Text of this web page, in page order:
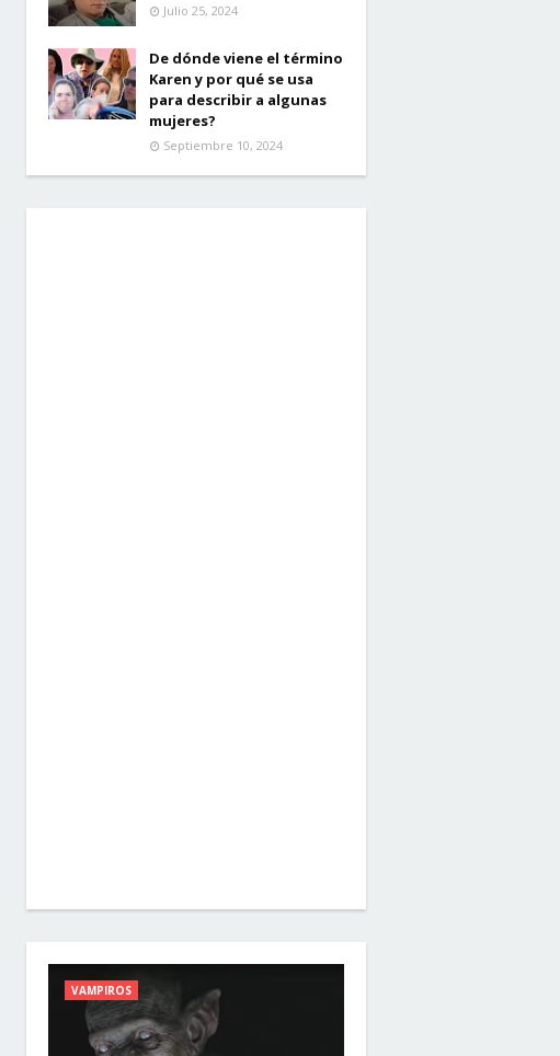
Julio 25, 2024
De dónde viene el término
Karen y por qué se usa
para describir a algunas
mujeres?
Septiembre 10, 2024
VAMPIROS